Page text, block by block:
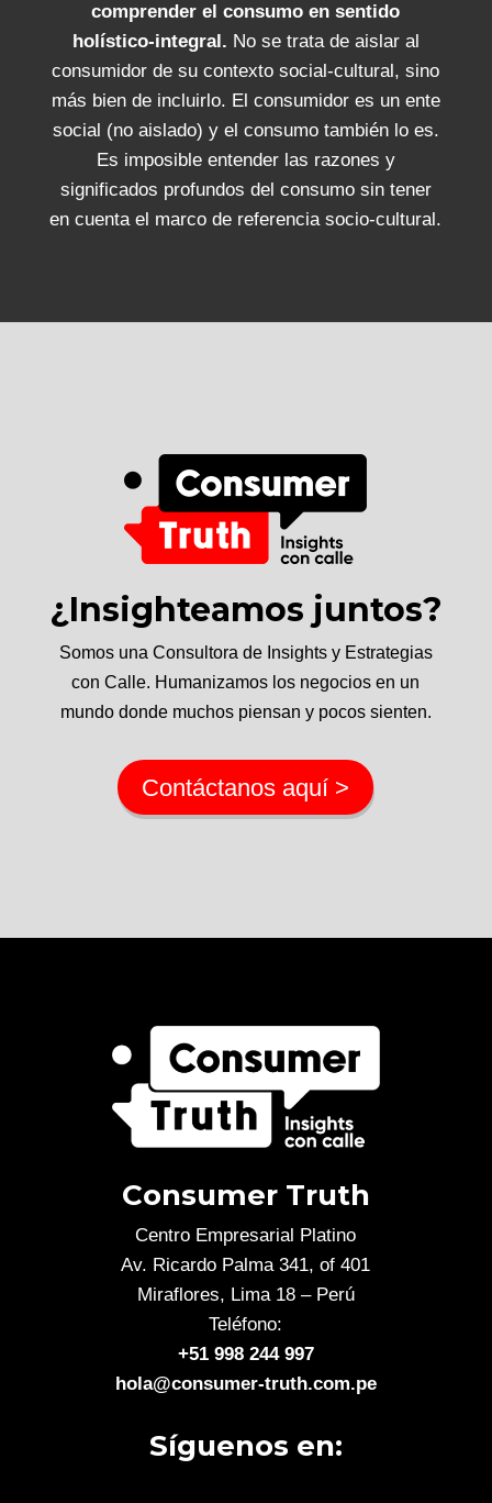
comprender el consumo en sentido
holístico-integral. No se trata de aislar al
consumidor de su contexto social-cultural, sino
más bien de incluirlo. El consumidor es un ente
social (no aislado) y el consumo también lo es.
Es imposible entender las razones y
significados profundos del consumo sin tener
en cuenta el marco de referencia socio-cultural.
¿Insighteamos juntos?
Somos una Consultora de Insights y Estrategias
con Calle. Humanizamos los negocios en un
mundo donde muchos piensan y pocos sienten.
Contáctanos aquí >
Consumer Truth
Centro Empresarial Platino
Av. Ricardo Palma 341, of 401
Miraflores, Lima 18 – Perú
Teléfono:
+51 998 244 997
hola@consumer-truth.com.pe
Síguenos en: